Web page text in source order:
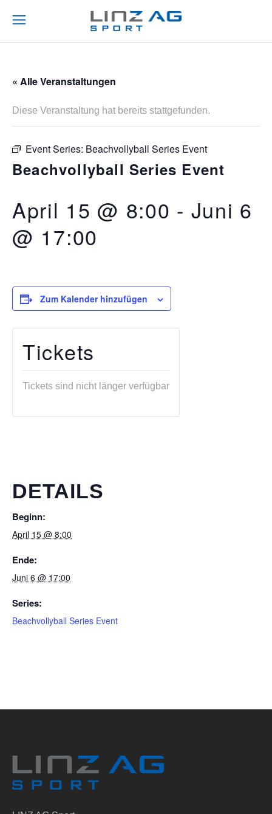
« Alle Veranstaltungen
Diese Veranstaltung hat bereits stattgefunden.
Event Series: Beachvollyball Series Event
Beachvollyball Series Event
April 15 @ 8:00 - Juni 6
@ 17:00
Zum Kalender hinzufügen
DETAILS
Beginn:
April 15 @ 8:00
Ende:
Juni 6 @ 17:00
Series:
Beachvollyball Series Event
Tickets
Tickets sind nicht länger verfügbar